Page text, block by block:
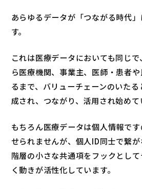
あらゆるデータが「つながる時代
す。
これは医療データにおいても同じ
ら医療機関、事業主、医師・患者
るまで、バリューチェーンのいた
成され、つながり、活用され始めて
もちろん医療データは個人情報で
せられませんが、個人ID同士で繋
階層の小さな共通項をフックとし
く動きが活性化しています。